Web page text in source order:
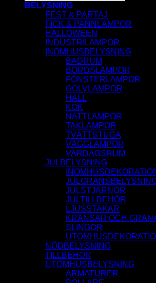
BELYSNING
FEST & PARTAJ
FICK & PANNLAMPOR
HALLOWEEN
INDUSTRILAMPOR
INOMHUSBELYSNING
BADRUM
BORDSLAMPOR
FÖNSTERLAMPOR
GOLVLAMPOR
HALL
KÖK
NATTLAMPOR
TAKLAMPOR
TVÄTTSTUGA
VÄGGLAMPOR
VARDAGSRUM
JULBELYSNING
JULSTJÄRNOR
JULTILLBEHÖR
LJUSSTAKAR
KRANSAR OCH
SLINGOR
NÖDBELYSNING
TILLBEHÖR
UTOMHUSBELYSNING
ARMATURER